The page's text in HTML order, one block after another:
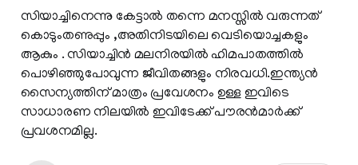
സിയാച്ചിനെന്നു കേട്ടാല്‍ തന്നെ മനസ്സില്‍ വരുന്നത്
കൊടുംതണുപ്പും ,അതിനിടയിലെ വെടിയൊച്ചകളും
ആകും . സിയാച്ചിന്‍ മലനിരയില്‍ ഹിമപാതത്തില്‍
പൊഴിഞ്ഞുപോവുന്ന ജീവിതങ്ങളും നിരവധി.ഇന്ത്യന്‍
സൈന്യത്തിന് മാത്രം പ്രവേശനം ഉള്ള ഇവിടെ
സാധാരണ നിലയില്‍ ഇവിടേക്ക് പൗരന്‍മാര്‍ക്ക്
പ്രവശനമില്ല.